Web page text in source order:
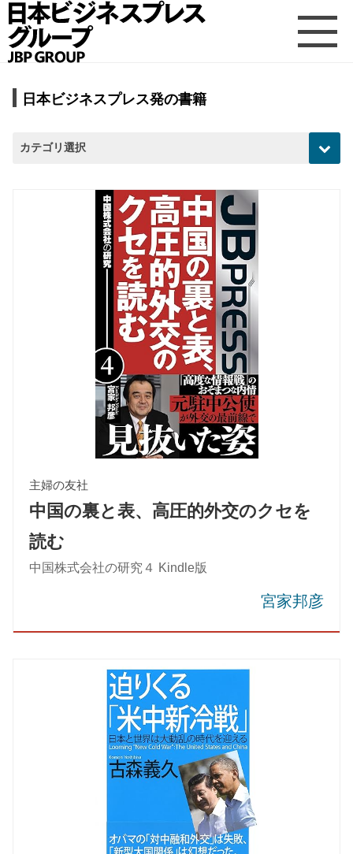
日本ビジネスプレス発の書籍
主婦の友社
中国の裏と表、高圧的外交のクセを
読む
中国株式会社の研究４ Kindle版
宮家邦彦